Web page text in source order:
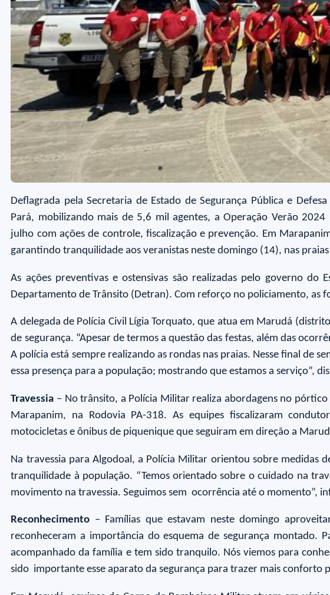
Deflagrada pela Secretaria de Estado de Segurança Pública e
Pará, mobilizando mais de 5,6 mil agentes, a Operação Verão
julho com ações de controle, fiscalização e prevenção. Em
garantindo tranquilidade aos veranistas neste domingo (14), nas praias
As ações preventivas e ostensivas são realizadas pelo governo
Departamento de Trânsito (Detran). Com reforço no policiamento, as
A delegada de Polícia Civil Lígia Torquato, que atua em Marudá
de segurança. “Apesar de termos a questão das festas, além das
A polícia está sempre realizando as rondas nas praias. Nesse final de
essa presença para a população; mostrando que estamos a serviço”,
Travessia – No trânsito, a Polícia Militar realiza abordagens no
Marapanim, na Rodovia PA-318. As equipes fiscalizaram
motocicletas e ônibus de piquenique que seguiram em direção a
Na travessia para Algodoal, a Polícia Militar orientou sobre
tranquilidade à população. “Temos orientado sobre o cuidado na
movimento na travessia. Seguimos sem ocorrência até o momento”,
Reconhecimento – Famílias que estavam neste domingo
reconheceram a importância do esquema de segurança montado.
acompanhado da família e tem sido tranquilo. Nós viemos para
sido importante esse aparato da segurança para trazer mais conforto